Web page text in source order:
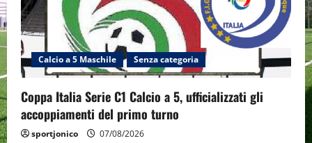
Calcio a 5 Maschile Senza categoria
Coppa Italia Serie C1 Calcio a 5, ufficializzati gli
accoppiamenti del primo turno
sportjonico 07/08/2026